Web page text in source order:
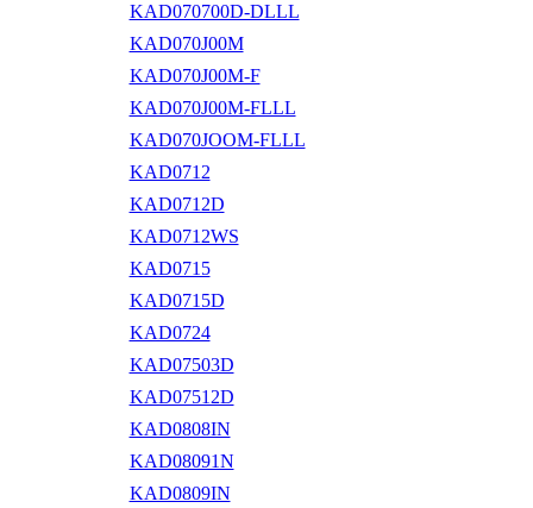
KAD070700D-DLLL
KAD070J00M
KAD070J00M-F
KAD070J00M-FLLL
KAD070JOOM-FLLL
KAD0712
KAD0712D
KAD0712WS
KAD0715
KAD0715D
KAD0724
KAD07503D
KAD07512D
KAD0808IN
KAD08091N
KAD0809IN